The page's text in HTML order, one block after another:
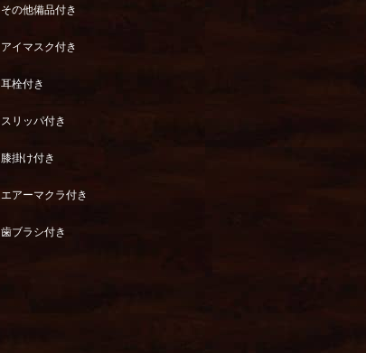
その他備品付き
アイマスク付き
耳栓付き
スリッパ付き
膝掛け付き
エアーマクラ付き
歯ブラシ付き